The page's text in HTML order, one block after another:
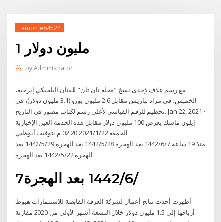
Lamonte84524
1 مليون دولار
byAdministrator
بيع رسم غلاف لإحدى نسخ "مجلة تان تان" للفنان البلجيكي إيرجيه،
الخميس، في مزاد بباريس مقابل 2.6 مليون يورو (3.1 مليون دولار)، في
تحطيم للرقم القياسي لأغلى رسم لكتاب مصور في التاريخ. Jan 22, 2021 ·
إيلون ماسك يعرض 100 مليون دولار مقابل هذه الخدمة العين الإخبارية
الجمعة 2021/1/22 02:20 م بتوقيت أبوظبي
منذ 19 ساعة 7‏‏/6‏‏/1442 بعد الهجرة 28‏‏/5‏‏/1442 بعد الهجرة 29‏‏/5‏‏/1442 بعد
الهجرة 22‏‏/5‏‏/1442 بعد الهجرة
7‏‏/6‏‏/1442 بعد الهجرة
أظهرت أحدث نتائج أعمال لشركة العرفة القابضة للاستثمارات هبوط
أرباحها إلى 1.5 مليون دولار خلال التسعة أشهر الأولى من 2020 مقارنة